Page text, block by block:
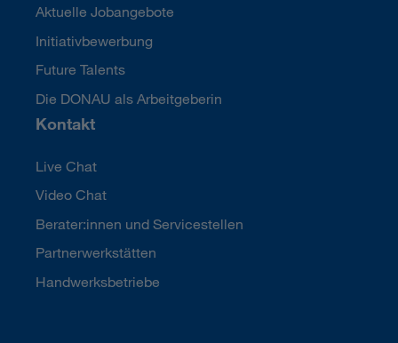
Aktuelle Jobangebote
Initiativbewerbung
Future Talents
Die DONAU als Arbeitgeberin
Kontakt
Live Chat
Video Chat
Berater:innen und Servicestellen
Partnerwerkstätten
Handwerksbetriebe